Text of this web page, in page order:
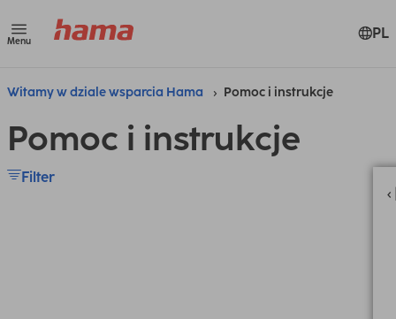
Menu PL
Witamy w dziale wsparcia Hama Pomoc i instrukcje
Pomoc i instrukcje
Filter